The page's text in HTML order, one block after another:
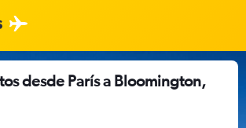
desde París a Bloomington,